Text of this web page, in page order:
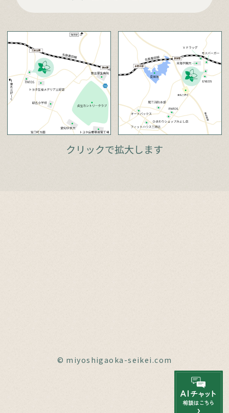
クリックで拡大します
© miyoshigaoka-seikei.com